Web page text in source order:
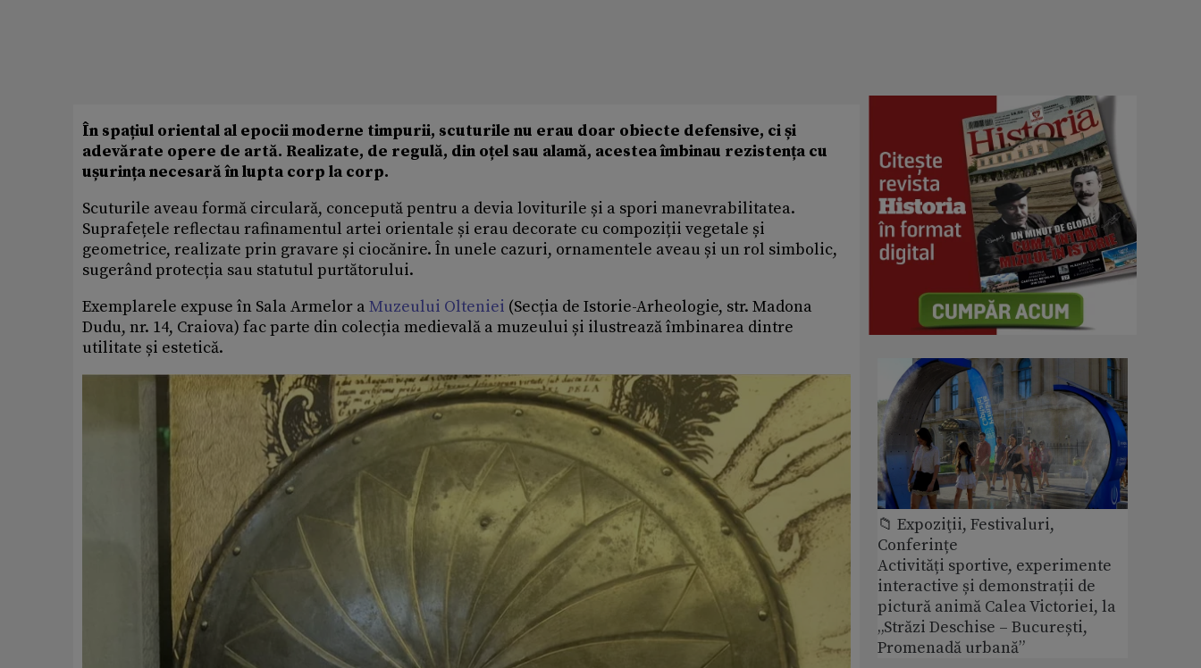
În spațiul oriental al epocii moderne timpurii, scuturile nu erau doar obiecte defensive, ci și
adevărate opere de artă. Realizate, de regulă, din oțel sau alamă, acestea îmbinau rezistența cu
ușurința necesară în lupta corp la corp.
Scuturile aveau formă circulară, concepută pentru a devia loviturile și a spori manevrabilitatea.
Suprafețele reflectau rafinamentul artei orientale și erau decorate cu compoziții vegetale și
geometrice, realizate prin gravare și ciocănire. În unele cazuri, ornamentele aveau și un rol simbolic,
sugerând protecția sau statutul purtătorului.
Exemplarele expuse în Sala Armelor a Muzeului Olteniei (Secția de Istorie-Arheologie, str. Madona
Dudu, nr. 14, Craiova) fac parte din colecția medievală a muzeului și ilustrează îmbinarea dintre
utilitate și estetică.
📁 Expoziţii, Festivaluri,
Conferințe
Activități sportive, experimente
interactive și demonstrații de
pictură animă Calea Victoriei, la
„Străzi Deschise – București,
Promenadă urbană”